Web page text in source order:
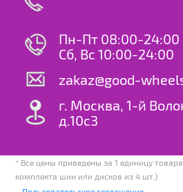
Пн-Пт 08:00-24:00
Сб, Вс 10:00-24:00
zakaz@good-
г. Москва, 1-й
д.10с3
* Все цены приведены за 1 единицу
комплекта шин или дисков из 4 шт.)